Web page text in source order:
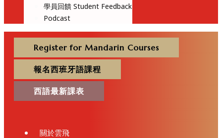
學員回饋 Student Feedback
Podcast
Register for Mandarin Courses
報名西班牙語課程
西語最新課表
關於雲飛